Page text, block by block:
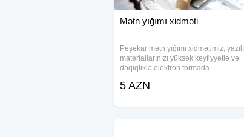
Mətn yığımı xidməti
Peşəkar mətn yığımı xidmətimiz, yazılı
materiallarınızı yüksək keyfiyyətlə və
dəqiqliklə elektron formada
Xidmətlərimiz: - Şeirlərin, məqalələrin,
5 AZN